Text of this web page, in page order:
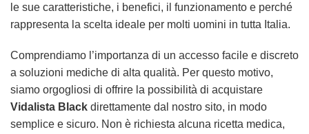
le sue caratteristiche, i benefici, il funzionamento e perché
rappresenta la scelta ideale per molti uomini in tutta Italia.
Comprendiamo l’importanza di un accesso facile e discreto
a soluzioni mediche di alta qualità. Per questo motivo,
siamo orgogliosi di offrire la possibilità di acquistare
Vidalista Black direttamente dal nostro sito, in modo
semplice e sicuro. Non è richiesta alcuna ricetta medica,